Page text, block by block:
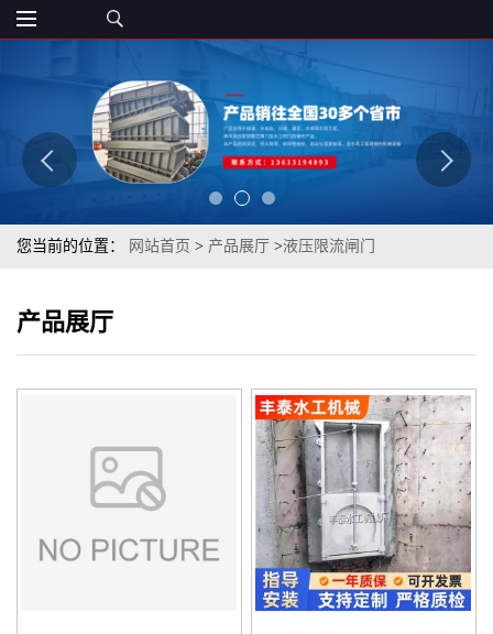
您当前的位置： 网站首页 > 产品展厅 >液压限流闸门
产品展厅